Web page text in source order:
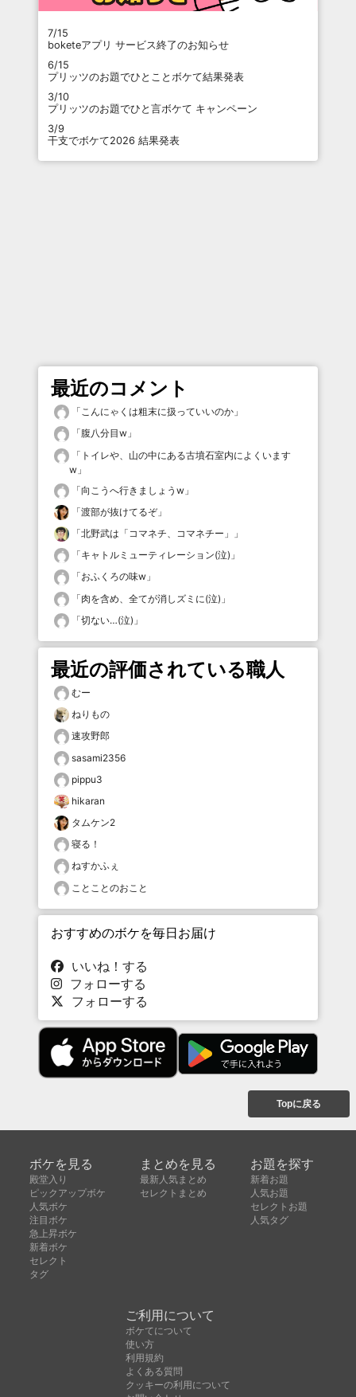
7/15
boketeアプリ サービス終了のお知らせ
6/15
プリッツのお題でひとことボケて結果発表
3/10
プリッツのお題でひと言ボケて キャンペーン
3/9
干支でボケて2026 結果発表
最近のコメント
「こんにゃくは粗末に扱っていいのか 」
「腹八分目w 」
「 トイレや、山の中にある古墳石室内によくいます
w 」
「向こうへ行きましょうw 」
「渡部が抜けてるぞ」
「北野武は「コマネチ、コマネチー」
」
「キャトルミューティレーション(泣) 」
「おふくろの味w 」
「肉を含め、全てが消しズミに(泣) 」
「切ない…(泣) 」
最近の評価されている職人
むー
ねりもの
速攻野郎
sasami2356
pippu3
hikaran
タムケン2
寝る！
ねすかふぇ
ことことのおこと
おすすめのボケを毎日お届け
いいね！する
フォローする
フォローする
Topに戻る
ボケを見る
殿堂入り
ピックアップボケ
人気ボケ
注目ボケ
急上昇ボケ
新着ボケ
セレクト
タグ
まとめを見る
最新人気まとめ
セレクトまとめ
お題を探す
新着お題
人気お題
セレクトお題
人気タグ
ご利用について
ボケてについて
使い方
利用規約
よくある質問
クッキーの利用について